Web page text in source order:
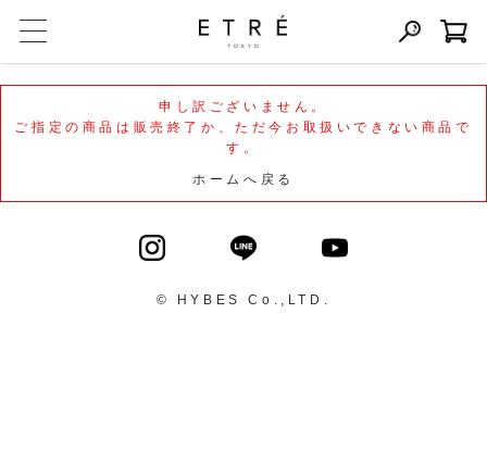
申し訳ございません。
ご指定の商品は販売終了か、ただ今お取扱いできない商品で
す。
ホームへ戻る
© HYBES Co.,LTD.